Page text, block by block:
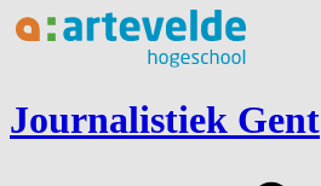
Ga naar inhoud
Journalistiek Gent